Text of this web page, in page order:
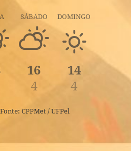
SÁBADO
16
4
DOMINGO
14
4
Fonte: CPPMet / UFPel